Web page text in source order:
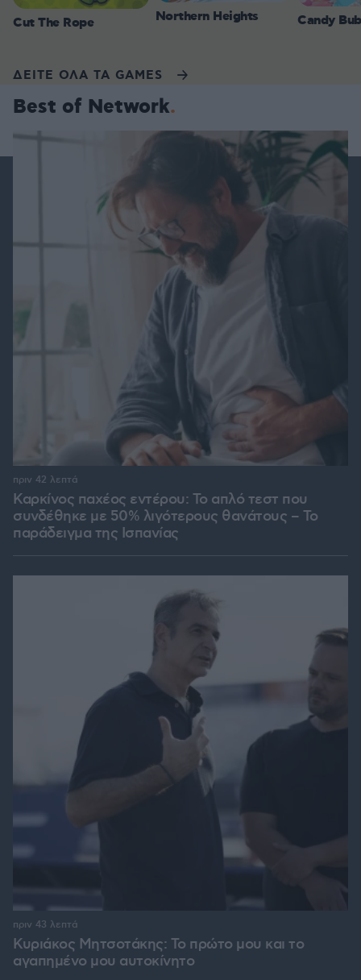
Cut The Rope Northern Heights Candy
ΔΕΙΤΕ ΟΛΑ ΤΑ GAMES
Best of Network
Καρκίνος παχέος εντέρου: Το απλό τεστ που
συνδέθηκε με 50% λιγότερους θανάτους – Το
παράδειγμα της Ισπανίας
πριν 42 λεπτά
Κυριάκος Μητσοτάκης: Το πρώτο μου και το
αγαπημένο μου αυτοκίνητο
πριν 43 λεπτά